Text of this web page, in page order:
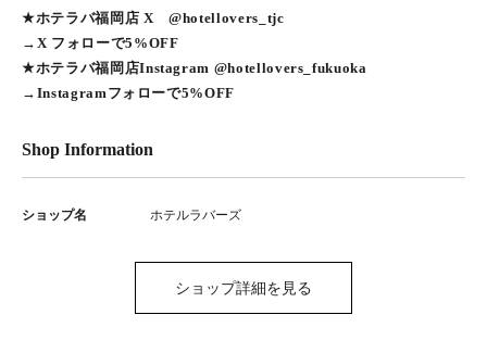
★ホテラバ福岡店 X @hotellovers_tjc
→X フォローで5%OFF
★ホテラバ福岡店Instagram @hotellovers_fukuoka
→Instagramフォローで5%OFF
Shop Information
ショップ名 ホテルラバーズ
ショップ詳細を見る